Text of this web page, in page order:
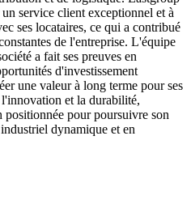
service client exceptionnel et à
ses locataires, ce qui a contribué
de l'entreprise. L'équipe
a fait ses preuves en
d'investissement
une valeur à long terme pour ses
et la durabilité,
positionnée pour poursuivre son
dynamique et en